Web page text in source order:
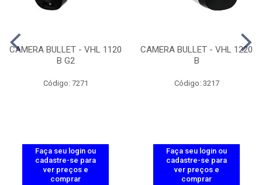
CAMERA BULLET - VHL 1120
B G2
Código: 7271
Faça seu login ou
cadastre-se para
ver preços e
comprar
CAMERA BULLET - VHL 1220
B
Código: 3217
Faça seu login ou
cadastre-se para
ver preços e
comprar